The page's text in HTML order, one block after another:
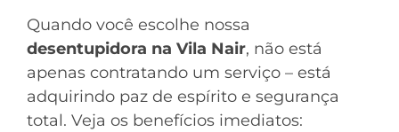
Quando você escolhe nossa
desentupidora na Vila Nair, não está
apenas contratando um serviço – está
adquirindo paz de espírito e segurança
total. Veja os benefícios imediatos: